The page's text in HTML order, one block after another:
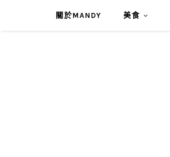
關於MANDY 美食